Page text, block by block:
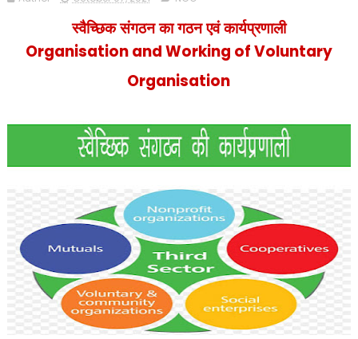
स्वैच्छिक संगठन का गठन एवं कार्यप्रणाली
Organisation and Working of Voluntary
Organisation